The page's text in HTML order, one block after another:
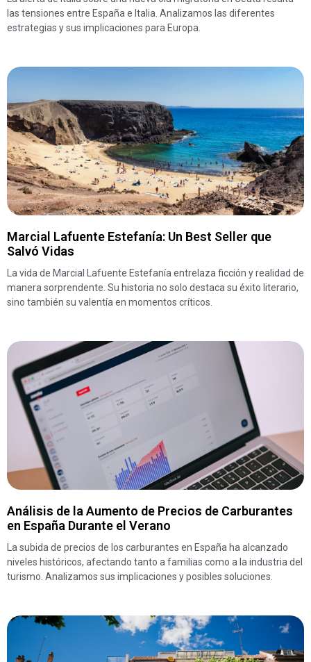
las tensiones entre España e Italia. Analizamos las diferentes
estrategias y sus implicaciones para Europa.
Marcial Lafuente Estefanía: Un Best Seller que
Salvó Vidas
La vida de Marcial Lafuente Estefanía entrelaza ficción y realidad de
manera sorprendente. Su historia no solo destaca su éxito literario,
sino también su valentía en momentos críticos.
Análisis de la Aumento de Precios de Carburantes
en España Durante el Verano
La subida de precios de los carburantes en España ha alcanzado
niveles históricos, afectando tanto a familias como a la industria del
turismo. Analizamos sus implicaciones y posibles soluciones.